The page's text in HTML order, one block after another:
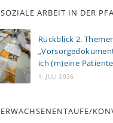
SOZIALE ARBEIT IN DER
Rückblick 2.
ich (m)eine
1. JULI 2026
ERWACHSENENTAUFE/